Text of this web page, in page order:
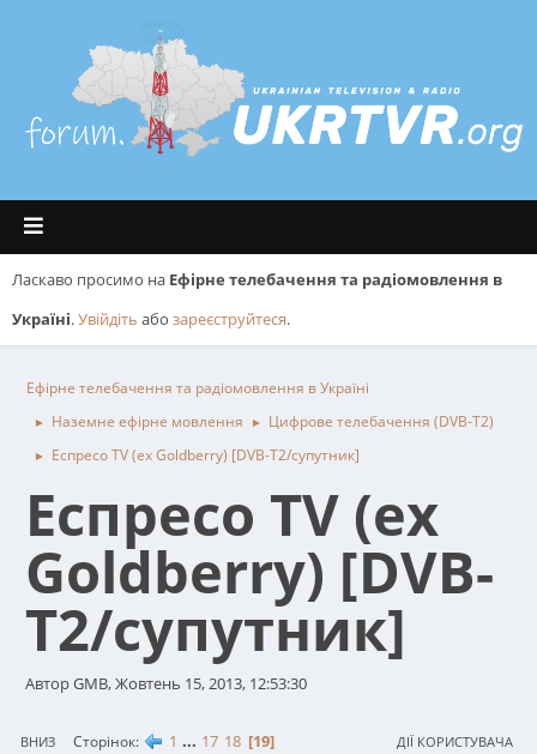
Ласкаво просимо на Ефірне телебачення та радіомовлення в
Україні.Увійдіть або зареєструйтеся.
Ефірне телебачення та радіомовлення в Україні
► Наземне ефірне мовлення ► Цифрове телебачення (DVB-T2)
► Еспресо TV (ex Goldberry) [DVB-T2/супутник]
Еспресо TV (ex
Goldberry) [DVB-
T2/супутник]
Автор GMB, Жовтень 15, 2013, 12:53:30
ВНИЗ Сторінок 1 ... 17 18 19 ДІЇ КОРИСТУВАЧА